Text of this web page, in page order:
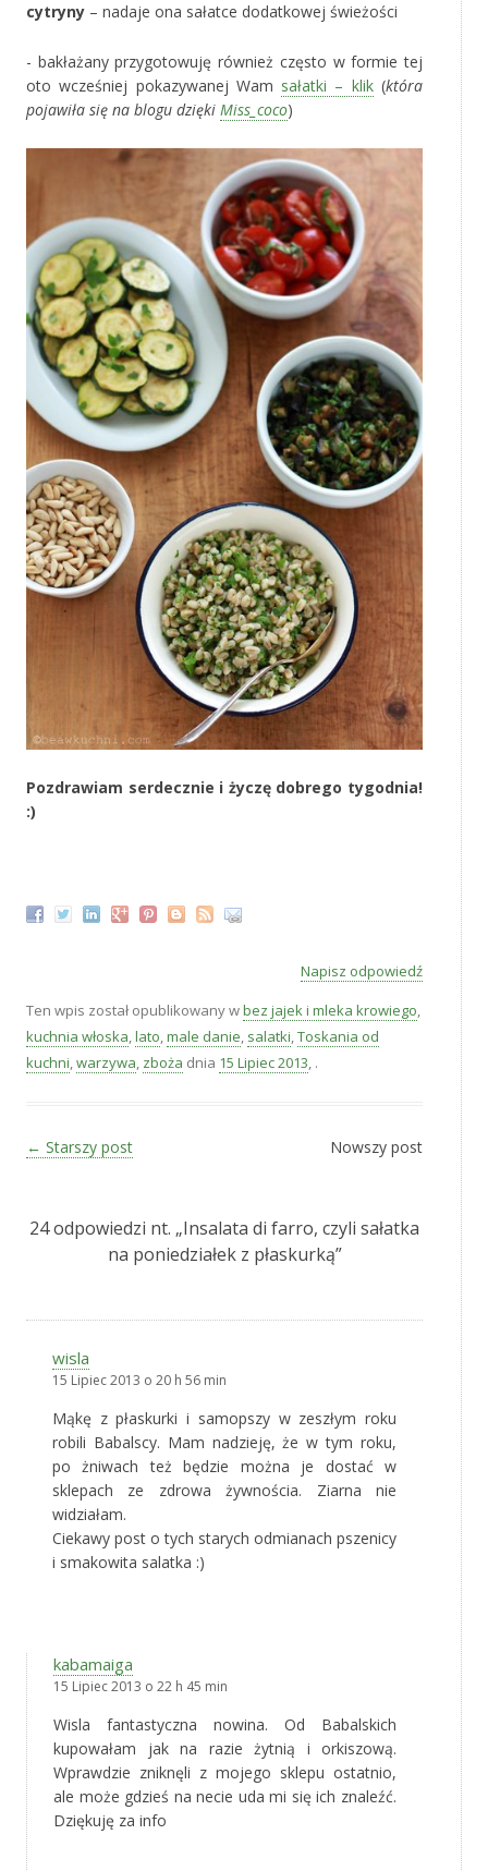
cytryny – nadaje ona sałatce dodatkowej świeżości
- bakłażany przygotowuję również często w formie tej
oto wcześniej pokazywanej Wam sałatki – klik(która
pojawiła się na blogu dzięki Miss_coco)
Pozdrawiam serdecznie i życzę dobrego tygodnia!
:)
Napisz odpowiedź
Ten wpis został opublikowany wbez jajek i mleka krowiego,
kuchnia włoska,lato,male danie, salatki,Toskania od
kuchni,warzywa, zboża dnia 15 Lipiec 2013, .
Zobacz wpisy
← Starszy post Nowszy post
24 odpowiedzi nt. „Insalata di farro, czyli sałatka
na poniedziałek z płaskurką”
wisla
15 Lipiec 2013 o 20 h 56 min
Mąkę z płaskurki i samopszy w zeszłym roku
robili Babalscy. Mam nadzieję, że w tym roku,
po żniwach też będzie można je dostać w
sklepach ze zdrowa żywnościa. Ziarna nie
widziałam.
Ciekawy post o tych starych odmianach pszenicy
i smakowita salatka :)
kabamaiga
15 Lipiec 2013 o 22 h 45 min
Wisla fantastyczna nowina. Od Babalskich
kupowałam jak na razie żytnią i orkiszową.
Wprawdzie zniknęli z mojego sklepu ostatnio,
ale może gdzieś na necie uda mi się ich znaleźć.
Dziękuję za info